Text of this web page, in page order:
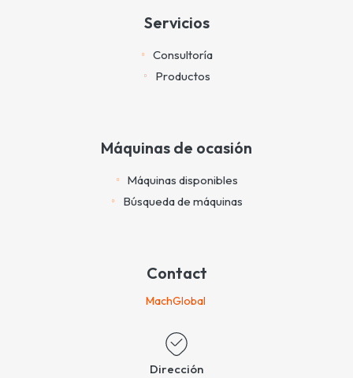
Servicios
Consultoría
Productos
Máquinas de ocasión
Máquinas disponibles
Búsqueda de máquinas
Contact
MachGlobal
Dirección